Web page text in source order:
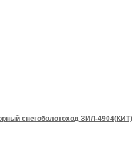
снегоболотоход ЗИЛ-4904(КИТ)